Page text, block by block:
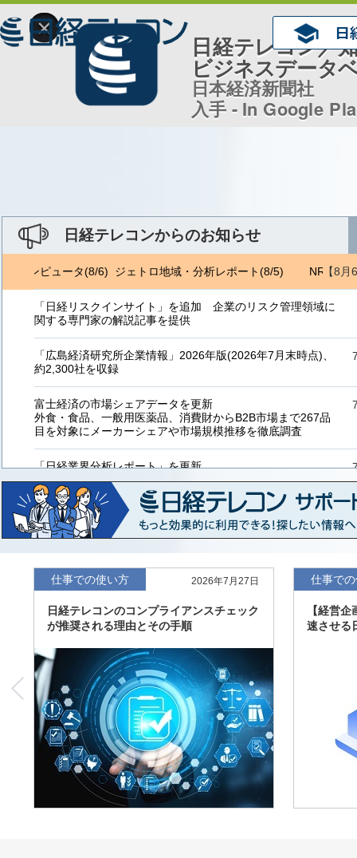
×
日経テレコン／
ビジネスデータ
日本経済新聞社
入手 - In Google
日経テレコンからのお知らせ
【8月
コンピュータ(8/6) ジェトロ地域・分析レポート(8/5) NRI 金融
「日経リスクインサイト」を追加 企業のリスク管理領域に
関する専門家の解説記事を提供
「広島経済研究所企業情報」2026年版(2026年7月末時点)、
約2,300社を収録
富士経済の市場シェアデータを更新
外食・食品、一般用医薬品、消費財からB2B市場まで267品
目を対象にメーカーシェアや市場規模推移を徹底調査
「日経業界分析レポート」を更新
「工業用プラスチック製品」「システムインテグレーター」
など20業界の内容を刷新
「東洋経済海外進出企業情報」の2026年版、約3万6千社を
収録
「東洋経済外資系企業情報」の2026年版、約3,100社を収録
「日経POS情報マーケットレポート」の最新版、10～3月実
績の市場動向を速報
「東洋経済会社四季報」2026年夏号に更新、新たに2027年
度の予想を実施
仕事での使い方 2026年7月27日
日経テレコンのコンプライアンスチェック
が推奨される理由とその手順
仕事で
【経営
速させる